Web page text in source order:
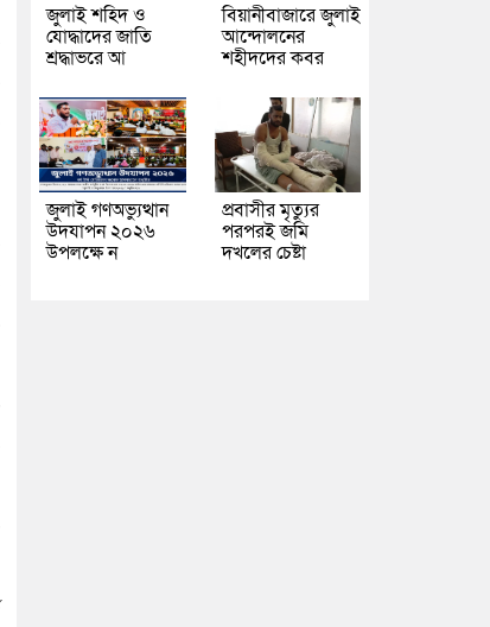
জুলাই শহিদ ও
যোদ্ধাদের জাতি
শ্রদ্ধাভরে আ
বিয়ানীবাজারে জুলাই
আন্দোলনের
শহীদদের কবর
জুলাই গণঅভ্যুত্থান
উদযাপন ২০২৬
উপলক্ষে ন
প্রবাসীর মৃত্যুর
পরপরই জমি
দখলের চেষ্টা